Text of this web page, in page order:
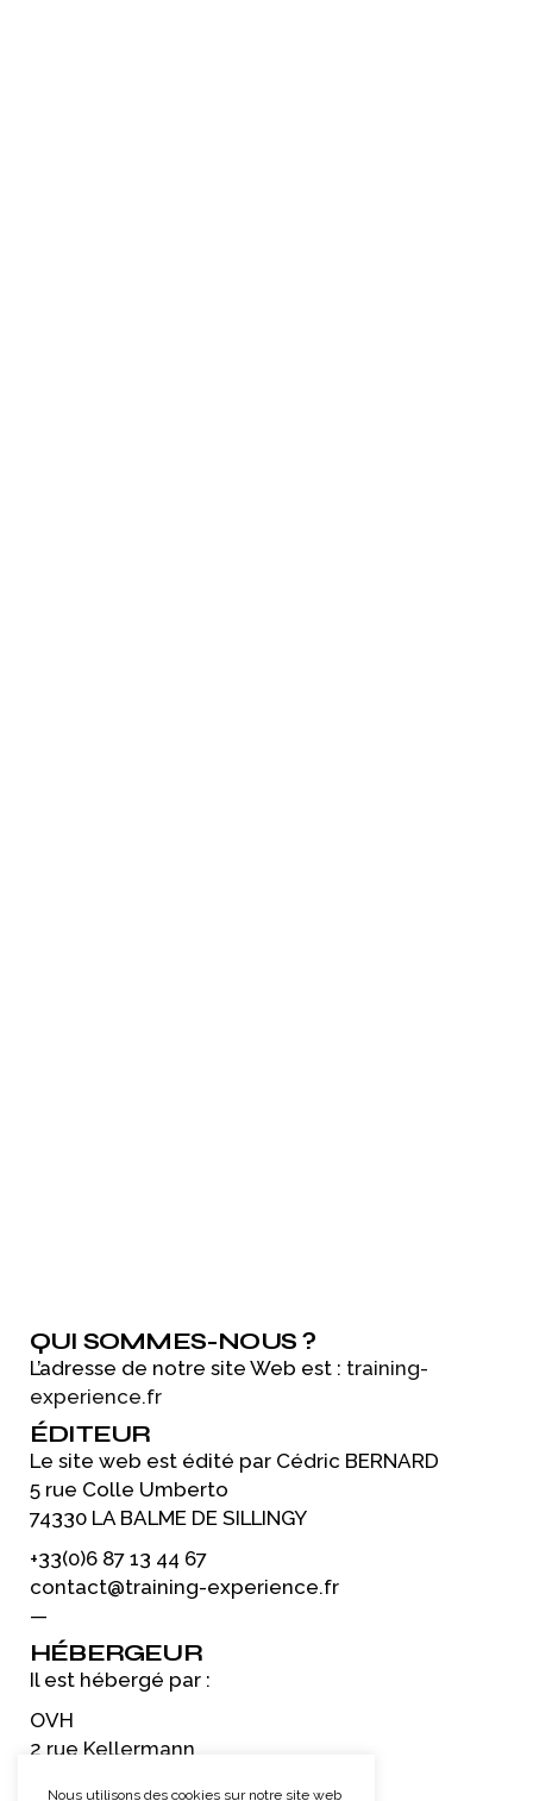
QUI SOMMES-NOUS ?
L’adresse de notre site Web est : training-
experience.fr
ÉDITEUR
Le site web est édité par Cédric BERNARD
5 rue Colle Umberto
74330 LA BALME DE SILLINGY
+33(0)6 87 13 44 67
contact@training-experience.fr
—
HÉBERGEUR
Il est hébergé par :
OVH
2 rue Kellermann
Nous utilisons des cookies sur notre site web